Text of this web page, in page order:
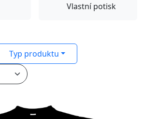
Vlastní potisk
Typ produktu